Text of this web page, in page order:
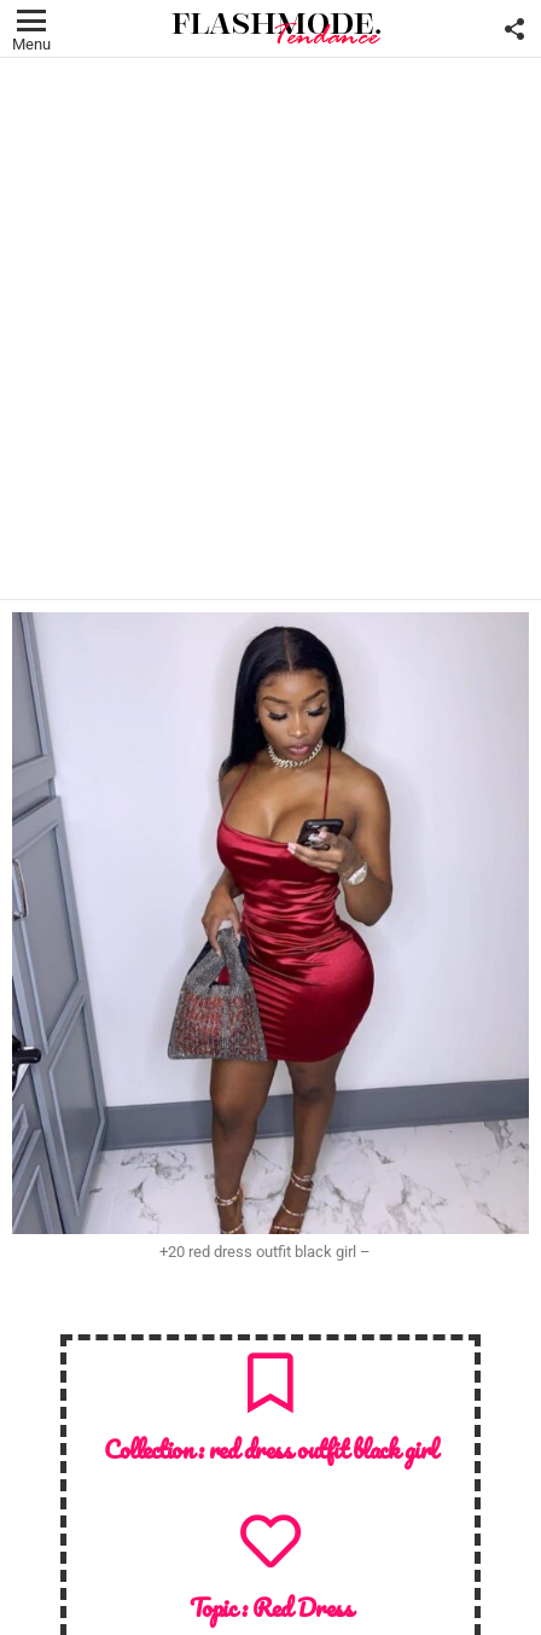
Menu
+20 red dress outfit black girl –
Collection :red dress outfit black girl
Topic :Red Dress